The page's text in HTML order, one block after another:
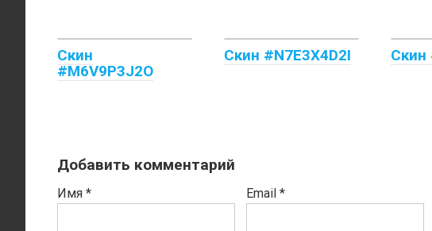
Скин
#M6V9P3J2O
Скин #N7E3X4D2I Скин
Добавить комментарий
Имя * Email *